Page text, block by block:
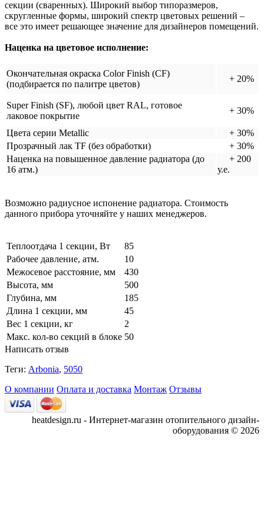
секции (сваренных). Широкий выбор типоразмеров,
скругленные формы, широкий спектр цветовых решений –
все это имеет решающее значение для дизайнеров помещений.
Наценка на цветовое исполнение:
Окончательная окраска Color Finish (CF)
(подбирается по палитре цветов)
+ 20%
Super Finish (SF), любой цвет RAL, готовое
лаковое покрытие
+ 30%
Цвета серии Metallic
+ 30%
Прозрачный лак TF (без обработки)
+ 30%
Наценка на повышенное давление радиатора (до
16 атм.)
+ 200
у.е.
Возможно радиусное испонение радиатора. Стоимость
данного прибора уточняйте у наших менеджеров.
Теплоотдача 1 секции, Вт
85
Рабочее давление, атм.
10
Межосевое расстояние, мм
430
Высота, мм
500
Глубина, мм
185
Длина 1 секции, мм
45
Вес 1 секции, кг
2
Макс. кол-во секций в блоке 50
Написать отзыв
Теги: Arbonia, 5050
О компании Оплата и доставка Монтаж Отзывы
heatdesign.ru - Интернет-магазин отопительного дизайн-
оборудования © 2026